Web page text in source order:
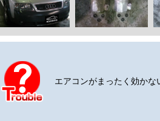
エアコンがまったく効かな